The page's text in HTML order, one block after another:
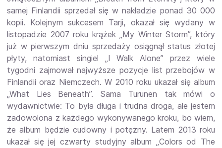
samej Finlandii sprzedał się w nakładzie ponad 30 000
kopii. Kolejnym sukcesem Tarji, okazał się wydany w
listopadzie 2007 roku krążek „My Winter Storm”, który
już w pierwszym dniu sprzedaży osiągnął status złotej
płyty, natomiast singiel „I Walk Alone” przez wiele
tygodni zajmował najwyższe pozycje list przebojów w
Finlandii oraz Niemczech. W 2010 roku ukazał się album
„What Lies Beneath”. Sama Turunen tak mówi o
wydawnictwie: To była długa i trudna droga, ale jestem
zadowolona z każdego wykonywanego kroku, bo wiem,
że album będzie cudowny i potężny. Latem 2013 roku
ukazał się jej czwarty studyjny album „Colors od The